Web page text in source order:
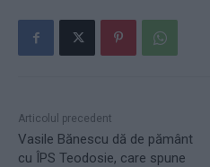
Articolul precedent
Vasile Bănescu dă de pământ
cu ÎPS Teodosie, care spune